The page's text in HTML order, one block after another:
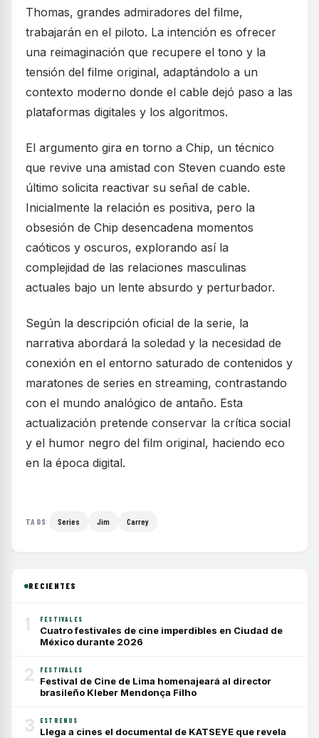
Thomas, grandes admiradores del filme,
trabajarán en el piloto. La intención es ofrecer
una reimaginación que recupere el tono y la
tensión del filme original, adaptándolo a un
contexto moderno donde el cable dejó paso a las
plataformas digitales y los algoritmos.
El argumento gira en torno a Chip, un técnico
que revive una amistad con Steven cuando este
último solicita reactivar su señal de cable.
Inicialmente la relación es positiva, pero la
obsesión de Chip desencadena momentos
caóticos y oscuros, explorando así la
complejidad de las relaciones masculinas
actuales bajo un lente absurdo y perturbador.
Según la descripción oficial de la serie, la
narrativa abordará la soledad y la necesidad de
conexión en el entorno saturado de contenidos y
maratones de series en streaming, contrastando
con el mundo analógico de antaño. Esta
actualización pretende conservar la crítica social
y el humor negro del film original, haciendo eco
en la época digital.
TAGS Series Jim Carrey
RECIENTES
1 FESTIVALES
Cuatro festivales de cine imperdibles en Ciudad de
México durante 2026
2 FESTIVALES
Festival de Cine de Lima homenajeará al director
brasileño Kleber Mendonça Filho
3 ESTRENOS
Llega a cines el documental de KATSEYE que revela